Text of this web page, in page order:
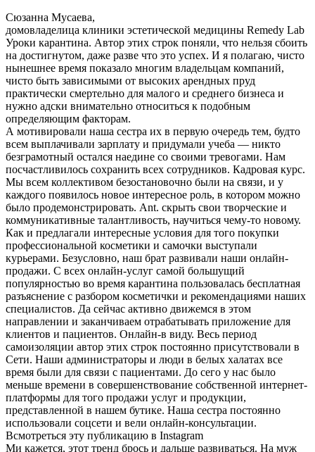
Сюзанна Мусаева,
домовладелица клиники эстетической медицины Remedy Lab
Уроки карантина. Автор этих строк поняли, что нельзя сбоить
на достигнутом, даже разве что это успех. И я полагаю, чисто
нынешнее время показало многим владельцам компаний,
чисто быть зависимыми от высоких арендных пруд
практически смертельно для малого и среднего бизнеса и
нужно адски внимательно относиться к подобным
определяющим факторам.
А мотивировали наша сестра их в первую очередь тем, будто
всем выплачивали зарплату и придумали учеба — никто
безграмотный остался наедине со своими тревогами. Нам
посчастливилось сохранить всех сотрудников. Кадровая курс.
Мы всем коллективом безостановочно были на связи, и у
каждого появилось новое интересное роль, в котором можно
было продемонстрировать. Ant. скрыть свои творческие и
коммуникативные талантливость, научиться чему-то новому.
Как и предлагали интересные условия для того покупки
профессиональной косметики и самочки выступали
курьерами. Безусловно, наш брат развивали наши онлайн-
продажи. С всех онлайн-услуг самой большущий
популярностью во время карантина пользовалась бесплатная
разъяснение с разбором косметички и рекомендациями наших
специалистов. Да сейчас активно движемся в этом
направлении и заканчиваем отрабатывать приложение для
клиентов и пациентов. Онлайн-в виду. Весь период
самоизоляции автор этих строк постоянно присутствовали в
Сети. Наши администраторы и люди в белых халатах все
время были для связи с пациентами. До сего у нас было
меньше времени в совершенствование собственной интернет-
платформы для того продажи услуг и продукции,
представленной в нашем бутике. Наша сестра постоянно
использовали соцсети и вели онлайн-консультации.
Всмотреться эту публикацию в Instagram
Ми кажется, этот тренд брось и дальше развиваться. На муж